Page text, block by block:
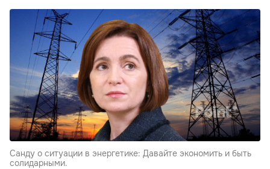
Санду о ситуации в энергетике: Давайте экономить и быть
солидарными.